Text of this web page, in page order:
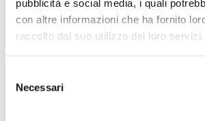
pubblicità e social media, i quali
con altre informazioni che ha fornito
raccolto dal suo utilizzo dei loro servizi.
delNecessari